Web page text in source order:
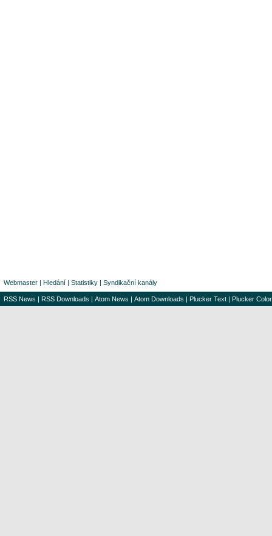
Webmaster | Hledání | Statistiky | Syndikační kanály
RSS News | RSS Downloads | Atom News | Atom Downloads | Plucker Text | Plucker Color